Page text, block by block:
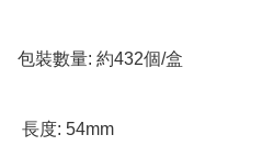
包裝數量: 約432個/盒